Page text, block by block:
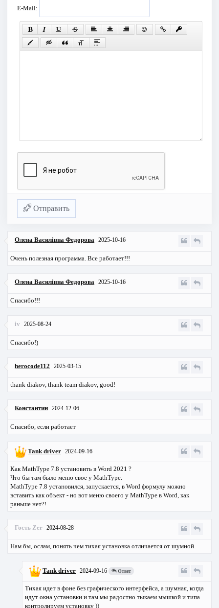
E-Mail:
Отправить
Олена Василівна Федорова 2025-10-16
Очень полезная программа. Все работает!!!
Олена Василівна Федорова 2025-10-16
Спасибо!!!
iv 2025-08-24
Спасибо!)
herocode112 2025-03-15
thank diakov, thank team diakov, good!
Константин 2024-12-06
Спасибо, если работает
Tank driver 2024-09-16
Как MathType 7.8 установить в Word 2021 ?
Что бы там было меню свое у MathType.
MathType 7.8 установился, запускается, в Word формулу можно
вставить как объект - но вот меню своего у MathType в Word, как
раньше нет?!
Гость Zer 2024-08-28
Нам бы, ослам, понять чем тихая установка отличается от шумной.
Tank driver 2024-09-16 Ответ
Тихая идет в фоне без графического интерфейса, а шумная, когда
идут окна установки и там мы радостно тыкаем мышкой и типа
контролируем установку ))